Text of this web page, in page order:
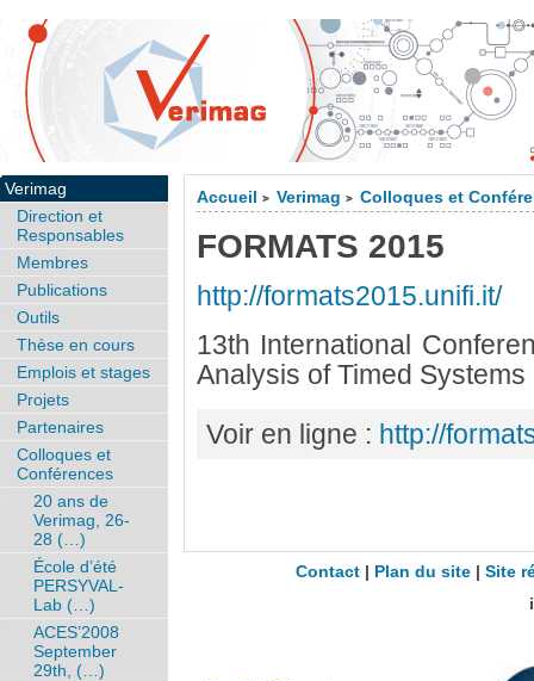
Accueil > Verimag > Colloques et
FORMATS 2015
http://formats2015.unifi.it/
13th International
Analysis of Timed
Voir en ligne : http://
Verimag
Direction et
Responsables
Membres
Publications
Outils
Thèse en cours
Emplois et stages
Projets
Partenaires
Colloques et
Conférences
20 ans de
Verimag, 26-
28 (…)
École d’été
PERSYVAL-
Lab (…)
ACES’2008
September
29th, (…)
Contact Plan du site
Site